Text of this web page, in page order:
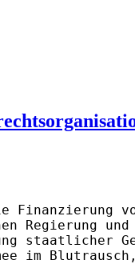
Finanzierung
Regierung
staatlicher
im